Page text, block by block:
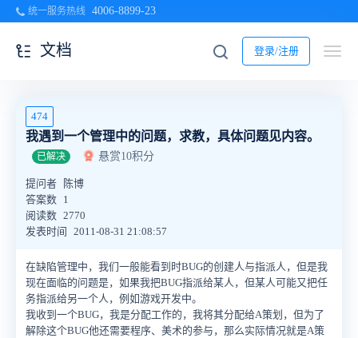
统一服务热线 4006-8899-23
登录/注册
文档
474
我遇到一个管理中的问题，求教，具体问题见内容。
已解决 悬赏10积分
提问者
陈博
答案数 1
阅读数 2770
发表时间
2011-08-31 21:08:57
在缺陷管理中，我们一般能看到时BUG的创建人与指派人，但是我
现在面临的问题是，如果我把BUG指派给某人，但某人可能又把任
务指派给另一个人，例如游戏开发中。
我收到一个BUG，我是分配工作的，我将其分配给A策划，但为了
解除这个BUG他还需要程序、美术的参与，那么实际情况就是A策